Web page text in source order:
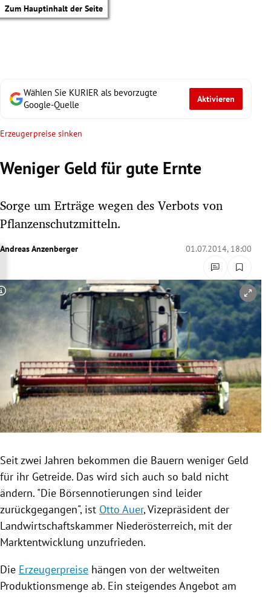
Zum Hauptinhalt der Seite
Untermenü
Untermenü
Untermenü
Untermenü
Untermenü
Untermenü
Untermenü
Untermenü
Untermenü
Untermenü
Wählen Sie KURIER als bevorzugte
Google-Quelle
Aktivieren
Erzeugerpreise sinken
Weniger Geld für gute Ernte
Sorge um Erträge wegen des Verbots von
Pflanzenschutzmitteln.
Andreas Anzenberger 01.07.2014, 18:00
Copyright-Hinweis öffnen/schließen
Seit zwei Jahren bekommen die Bauern weniger Geld
für ihr Getreide. Das wird sich auch so bald nicht
ändern. "Die Börsennotierungen sind leider
zurückgegangen", ist Otto Auer, Vizepräsident der
Landwirtschaftskammer Niederösterreich, mit der
Marktentwicklung unzufrieden.
Die Erzeugerpreise hängen von der weltweiten
Produktionsmenge ab. Ein steigendes Angebot am